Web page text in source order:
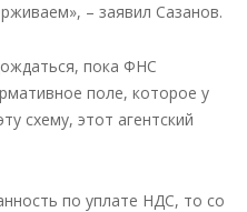
– заявил Сазанов.
пока ФНС
поле, которое у
схему, этот агентский
по уплате НДС, то со